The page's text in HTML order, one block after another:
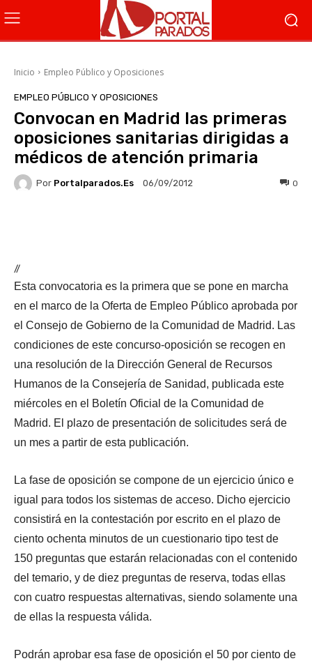
Inicio Empleo Público y Oposiciones
EMPLEO PÚBLICO Y OPOSICIONES
Convocan en Madrid las primeras
oposiciones sanitarias dirigidas a
médicos de atención primaria
Por Portalparados.es 06/09/2012 0
//
Esta convocatoria es la primera que se pone en marcha
en el marco de la Oferta de Empleo Público aprobada por
el Consejo de Gobierno de la Comunidad de Madrid. Las
condiciones de este concurso-oposición se recogen en
una resolución de la Dirección General de Recursos
Humanos de la Consejería de Sanidad, publicada este
miércoles en el Boletín Oficial de la Comunidad de
Madrid. El plazo de presentación de solicitudes será de
un mes a partir de esta publicación.
La fase de oposición se compone de un ejercicio único e
igual para todos los sistemas de acceso. Dicho ejercicio
consistirá en la contestación por escrito en el plazo de
ciento ochenta minutos de un cuestionario tipo test de
150 preguntas que estarán relacionadas con el contenido
del temario, y de diez preguntas de reserva, todas ellas
con cuatro respuestas alternativas, siendo solamente una
de ellas la respuesta válida.
Podrán aprobar esa fase de oposición el 50 por ciento de